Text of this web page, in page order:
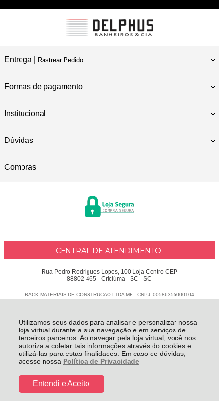
Utilizamos seus dados para analisar e personalizar nossa
loja virtual durante a sua navegação e em serviços de
terceiros parceiros. Ao navegar pela loja virtual, você nos
autoriza a coletar tais informações através do cookies e
utilizá-las para estas finalidades. Em caso de dúvidas,
acesse nossa Política de Privacidade
Entendi e Aceito
Entrega | Rastrear Pedido
Formas de pagamento
Institucional
Dúvidas
Compras
CENTRAL DE ATENDIMENTO
Rua Pedro Rodrigues Lopes, 100 Loja Centro CEP
88802-465 - Criciúma - SC - SC
BACK MATERIAIS DE CONSTRUCAO LTDA ME - CNPJ: 00586355000104